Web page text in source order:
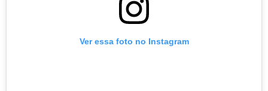
Ver essa foto no Instagram